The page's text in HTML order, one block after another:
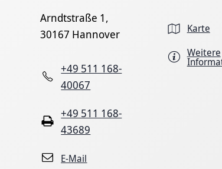
Arndtstraße 1,
30167 Hannover
+49 511 168-
40067
+49 511 168-
43689
E-Mail
Karte
Weitere